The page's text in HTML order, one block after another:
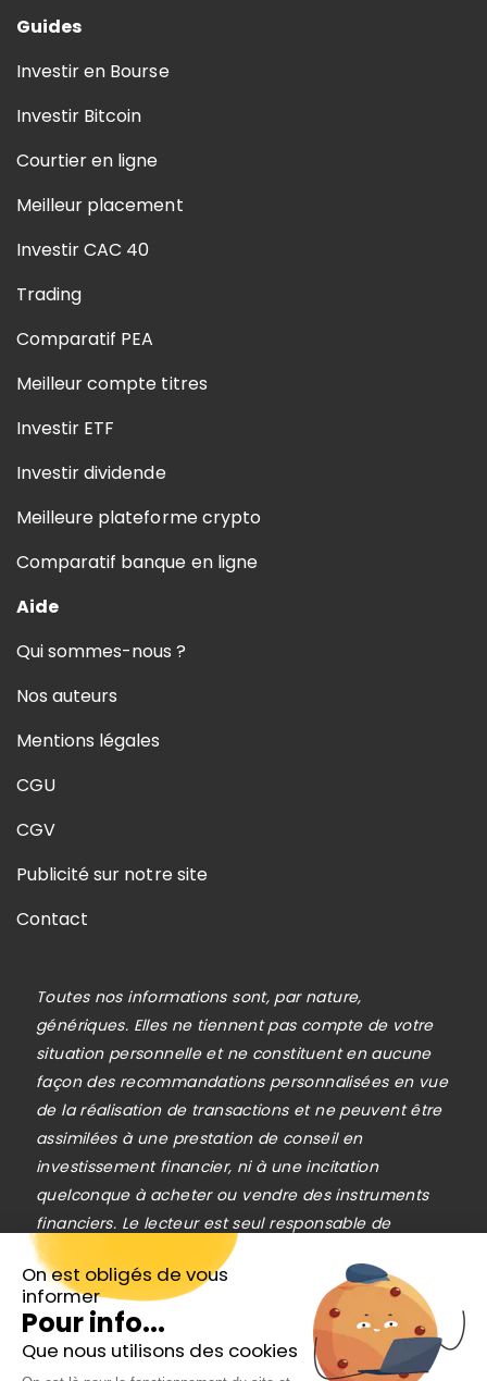
On est obligés de vous
informer
Pour info...
Que nous utilisons des cookies
Inscrivez-vous gratuitement à
Guides
Investir en Bourse
Investir Bitcoin
Courtier en ligne
Meilleur placement
Investir CAC 40
Trading
Comparatif PEA
Meilleur compte titres
Investir ETF
Investir dividende
Meilleure plateforme crypto
Comparatif banque en ligne
Aide
Qui sommes-nous ?
Nos auteurs
Mentions légales
CGU
CGV
Publicité sur notre site
Contact
Toutes nos informations sont, par nature,
génériques. Elles ne tiennent pas compte de votre
situation personnelle et ne constituent en aucune
façon des recommandations personnalisées en vue
de la réalisation de transactions et ne peuvent être
assimilées à une prestation de conseil en
investissement financier, ni à une incitation
quelconque à acheter ou vendre des instruments
financiers. Le lecteur est seul responsable de
l’utilisation de l’information fournie, sans qu’aucun
recours contre la société éditrice de
Cafedelabourse.com ne soit possible. La
responsabilité de la société éditrice de
Cafedelabourse.com ne pourra en aucun cas être